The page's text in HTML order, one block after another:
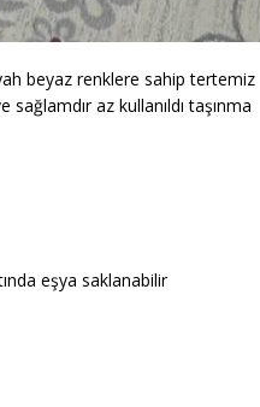
beyaz renklere sahip tertemiz
sağlamdır az kullanıldı taşınma
eşya saklanabilir